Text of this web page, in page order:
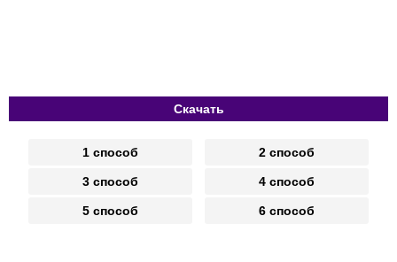
Скачать
1 способ 2 способ
3 способ 4 способ
5 способ 6 способ